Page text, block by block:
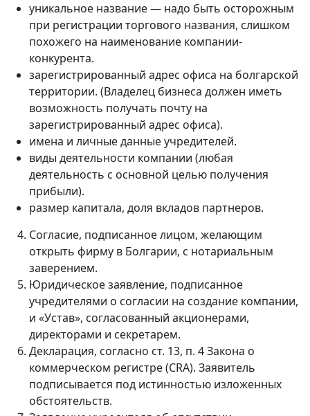
уникальное название — надо быть осторожным
при регистрации торгового названия, слишком
похожего на наименование компании-
конкурента.
зарегистрированный адрес офиса на болгарской
территории. (Владелец бизнеса должен иметь
возможность получать почту на
зарегистрированный адрес офиса).
имена и личные данные учредителей.
виды деятельности компании (любая
деятельность с основной целью получения
прибыли).
размер капитала, доля вкладов партнеров.
Согласие, подписанное лицом, желающим
открыть фирму в Болгарии, с нотариальным
заверением.
Юридическое заявление, подписанное
учредителями о согласии на создание компании,
и «Устав», согласованный акционерами,
директорами и секретарем.
Декларация, согласно ст. 13, п. 4 Закона о
коммерческом регистре (CRA). Заявитель
подписывается под истинностью изложенных
обстоятельств.